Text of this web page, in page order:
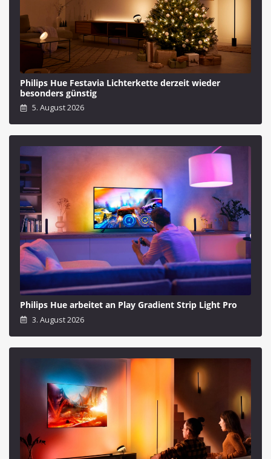
Philips Hue Festavia Lichterkette derzeit wieder
besonders günstig
5. August 2026
Philips Hue arbeitet an Play Gradient Strip Light Pro
3. August 2026